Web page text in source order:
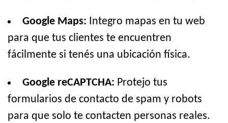
Google Maps: Integro mapas en tu web
para que tus clientes te encuentren
fácilmente si tenés una ubicación física.
Google reCAPTCHA: Protejo tus
formularios de contacto de spam y robots
para que solo te contacten personas reales.